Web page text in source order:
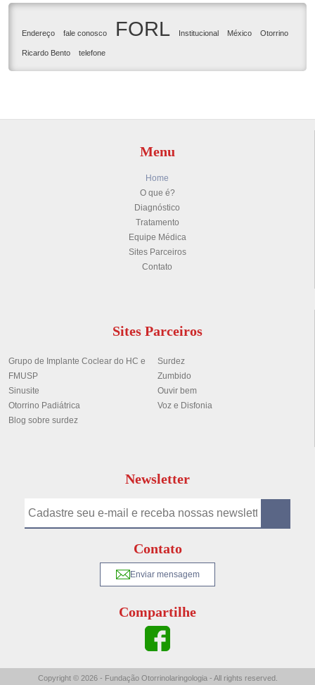
Endereço fale conosco FORL Institucional México Otorrino
Ricardo Bento telefone
Menu
Home
O que é?
Diagnóstico
Tratamento
Equipe Médica
Sites Parceiros
Contato
Sites Parceiros
Grupo de Implante Coclear do HC e
FMUSP
Surdez
Zumbido
Sinusite
Ouvir bem
Otorrino Padiátrica
Voz e Disfonia
Blog sobre surdez
Newsletter
Contato
Enviar mensagem
Compartilhe
Copyright © 2026 - Fundação Otorrinolaringologia - All rights reserved.